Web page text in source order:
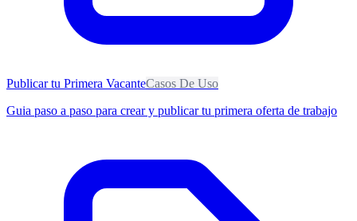
Publicar tu Primera VacanteCasos De Uso
Guia paso a paso para crear y publicar tu primera oferta de trabajo